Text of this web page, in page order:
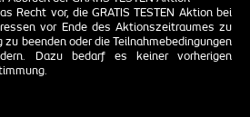
Recht vor, die GRATIS TESTEN Aktion bei
vor Ende des Aktionszeitraumes zu
beenden oder die Teilnahmebedingungen
Dazu bedarf es keiner vorherigen